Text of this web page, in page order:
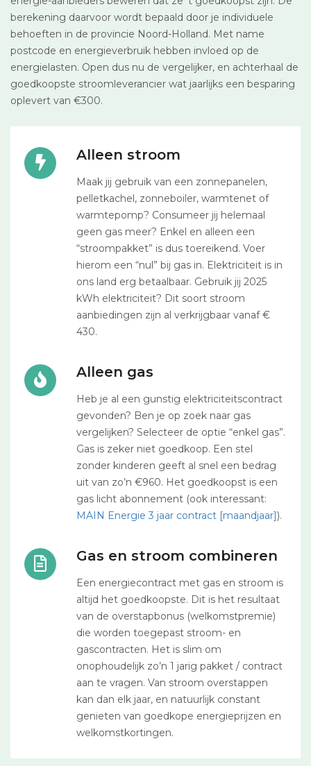
berekening daarvoor wordt bepaald door je individuele
behoeften in de provincie Noord-Holland. Met name
postcode en energieverbruik hebben invloed op de
energielasten. Open dus nu de vergelijker, en achterhaal de
goedkoopste stroomleverancier wat jaarlijks een besparing
oplevert van €300.
Alleen stroom
Maak jij gebruik van een zonnepanelen,
pelletkachel, zonneboiler, warmtenet of
warmtepomp? Consumeer jij helemaal
geen gas meer? Enkel en alleen een
“stroompakket” is dus toereikend. Voer
hierom een “nul” bij gas in. Elektriciteit is in
ons land erg betaalbaar. Gebruik jij 2025
kWh elektriciteit? Dit soort stroom
aanbiedingen zijn al verkrijgbaar vanaf €
430.
Alleen gas
Heb je al een gunstig elektriciteitscontract
gevonden? Ben je op zoek naar gas
vergelijken? Selecteer de optie “enkel gas”.
Gas is zeker niet goedkoop. Een stel
zonder kinderen geeft al snel een bedrag
uit van zo’n €960. Het goedkoopst is een
gas licht abonnement (ook interessant:
MAIN Energie 3 jaar contract [maandjaar]).
Gas en stroom combineren
Een energiecontract met gas en stroom is
altijd het goedkoopste. Dit is het resultaat
van de overstapbonus (welkomstpremie)
die worden toegepast stroom- en
gascontracten. Het is slim om
onophoudelijk zo’n 1 jarig pakket / contract
aan te vragen. Van stroom overstappen
kan dan elk jaar, en natuurlijk constant
genieten van goedkope energieprijzen en
welkomstkortingen.